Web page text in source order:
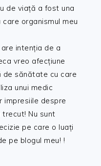
de viață a fost una
organismul meu
intenția de a
vreo afecțiune
de sănătate cu care
unui medic
impresiile despre
trecut! Nu sunt
pe care o luați
pe blogul meu! !